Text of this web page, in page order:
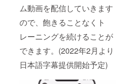
ム動画を配信していきます
ので、飽きることなくト
レーニングを続けることが
できます。(2022年2月より
日本語字幕提供開始予定)